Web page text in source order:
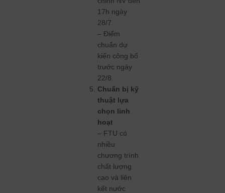
17h ngày
28/7.
– Điểm
chuẩn dự
kiến công bố
trước ngày
22/8.
Chuẩn bị kỹ
thuật lựa
chọn linh
hoạt
– FTU có
nhiều
chương trình
chất lượng
cao và liên
kết nước